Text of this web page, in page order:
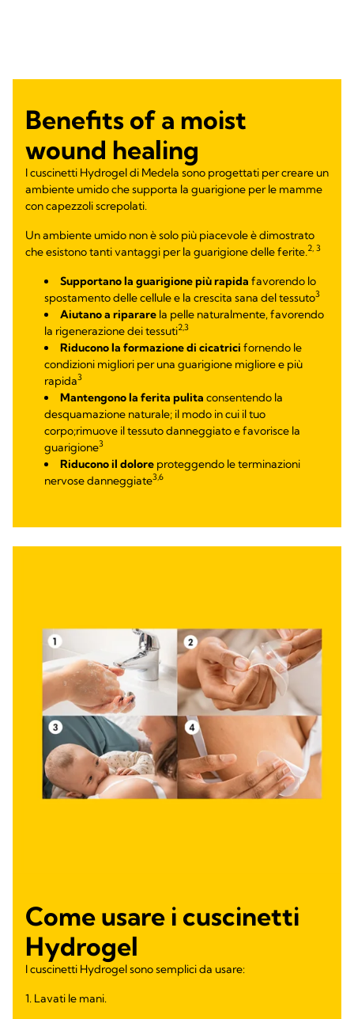
Benefits of a moist
wound healing
I cuscinetti Hydrogel di Medela sono progettati per creare un
ambiente umido che supporta la guarigione per le mamme
con capezzoli screpolati.
Un ambiente umido non è solo più piacevole è dimostrato
che esistono tanti vantaggi per la guarigione delle ferite.2, 3
Supportano la guarigione più rapida favorendo lo
spostamento delle cellule e la crescita sana del tessuto3
Aiutano a riparare la pelle naturalmente, favorendo
la rigenerazione dei tessuti2,3
Riducono la formazione di cicatrici fornendo le
condizioni migliori per una guarigione migliore e più
rapida3
Mantengono la ferita pulita consentendo la
desquamazione naturale; il modo in cui il tuo
corpo;rimuove il tessuto danneggiato e favorisce la
guarigione3
Riducono il dolore proteggendo le terminazioni
nervose danneggiate3,6
Come usare i cuscinetti
Hydrogel
I cuscinetti Hydrogel sono semplici da usare:
1. Lavati le mani.